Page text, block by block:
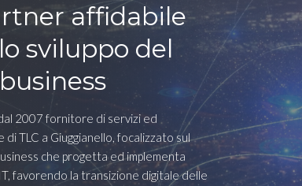
affidabile
sviluppo del
2007 fornitore di servizi ed
TLC a Giuggianello, focalizzato sul
che progetta ed implementa
favorendo la transizione digitale delle